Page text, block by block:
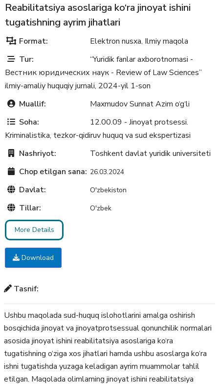
Reabilitatsiya asoslariga ko‘ra jinoyat ishini
tugatishning ayrim jihatlari
Format: Elektron nusxa, Ilmiy maqola
Tur:
“Yuridik fanlar axborotnomasi -
Вестник юридических наук - Review of Law Sciences”
ilmiy-amaliy huquqiy jurnali, 2024-yil 1-son
Muallif:
Maxmudov Sunnat Azim o‘g‘li
Soha:
12.00.09 - Jinoyat protsessi.
Kriminalistika, tezkor-qidiruv huquq va sud ekspertizasi
Nashriyot:
Toshkent davlat yuridik universiteti
Chop etilgan sana: 26.03.2024
Davlat: O'zbekiston
Tillar: O'zbek
More Details
Download
Tasnif:
Ushbu maqolada sud-huquq islohotlarini amalga oshirish
bosqichida jinoyat va jinoyatprotsessual qonunchilik normalari
asosida jinoyat ishini reabilitatsiya asoslariga ko‘ra
tugatishning o‘ziga xos jihatlari hamda ushbu asoslarga ko‘ra
ishni tugatishda yuzaga keladigan ayrim muammolar tahlil
etilgan. Maqolada olimlarning jinoyat ishini reabilitatsiya